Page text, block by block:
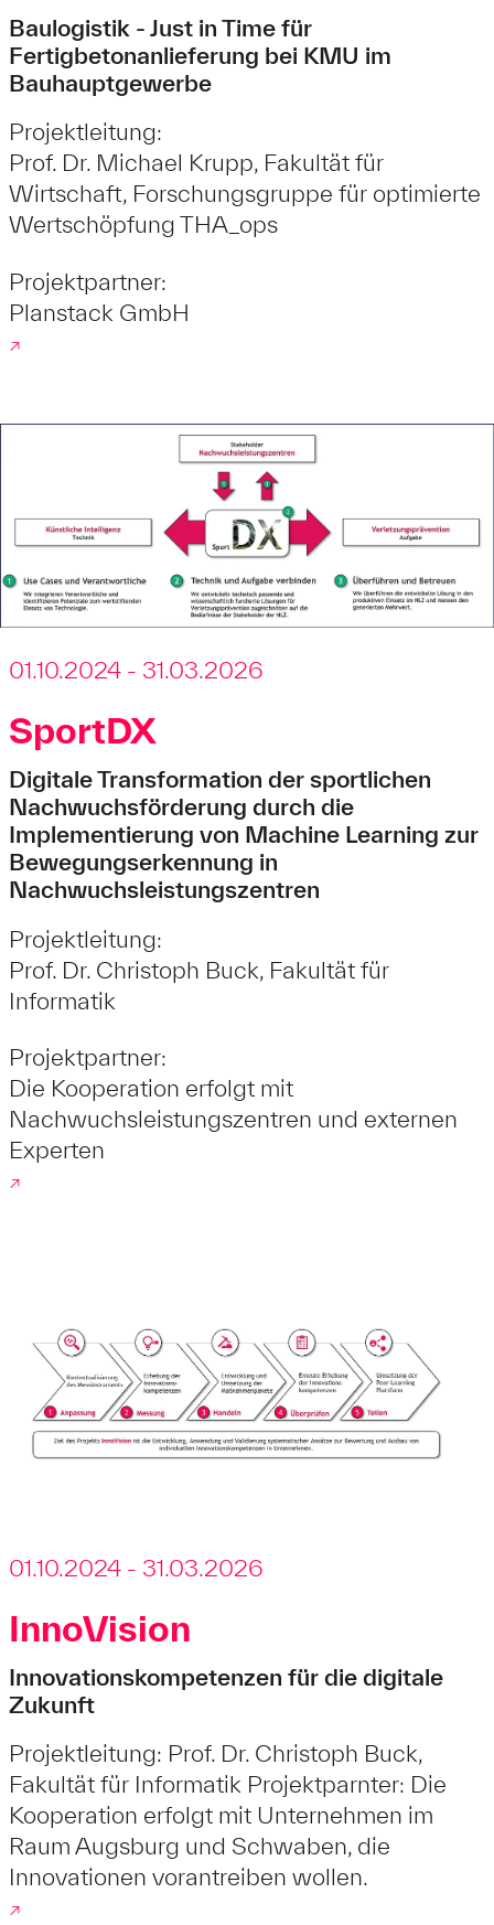
Baulogistik - Just in Time für
Fertigbetonanlieferung bei KMU im
Bauhauptgewerbe
Projektleitung:
Prof. Dr. Michael Krupp, Fakultät für
Wirtschaft, Forschungsgruppe für optimierte
Wertschöpfung THA_ops
Projektpartner:
Planstack GmbH
↗
01.10.2024 - 31.03.2026
SportDX
Digitale Transformation der sportlichen
Nachwuchsförderung durch die
Implementierung von Machine Learning zur
Bewegungserkennung in
Nachwuchsleistungszentren
Projektleitung:
Prof. Dr. Christoph Buck, Fakultät für
Informatik
Projektpartner:
Die Kooperation erfolgt mit
Nachwuchsleistungszentren und externen
Experten
↗
01.10.2024 - 31.03.2026
InnoVision
Innovationskompetenzen für die digitale
Zukunft
Projektleitung: Prof. Dr. Christoph Buck,
Fakultät für Informatik Projektparnter: Die
Kooperation erfolgt mit Unternehmen im
Raum Augsburg und Schwaben, die
Innovationen vorantreiben wollen.
↗